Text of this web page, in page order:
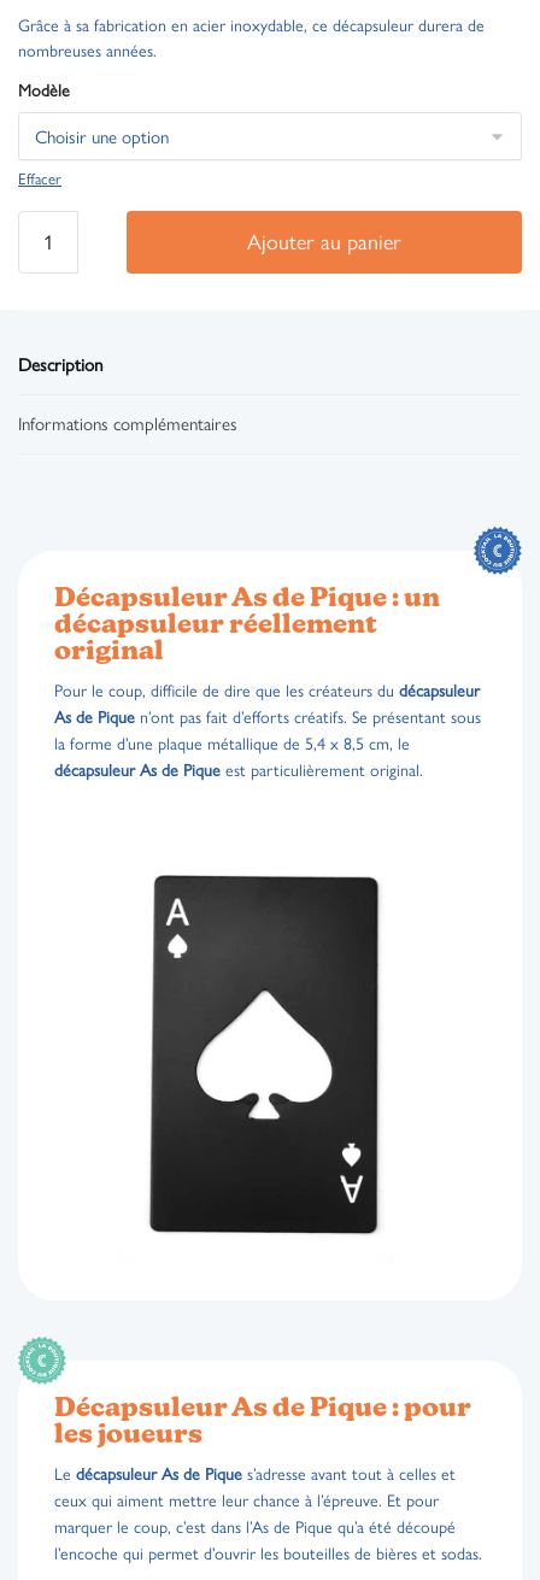
Grâce à sa fabrication en acier inoxydable, ce décapsuleur durera de
nombreuses années.
Modèle
Effacer
Ajouter au panier
Description
Informations complémentaires
Décapsuleur As de Pique : un
décapsuleur réellement
original
Pour le coup, difficile de dire que les créateurs du décapsuleur
As de Pique n’ont pas fait d’efforts créatifs. Se présentant sous
la forme d’une plaque métallique de 5,4 x 8,5 cm, le
décapsuleur As de Pique est particulièrement original.
Décapsuleur As de Pique : pour
les joueurs
Le décapsuleur As de Pique s’adresse avant tout à celles et
ceux qui aiment mettre leur chance à l’épreuve. Et pour
marquer le coup, c’est dans l’As de Pique qu’a été découpé
l’encoche qui permet d’ouvrir les bouteilles de bières et sodas.